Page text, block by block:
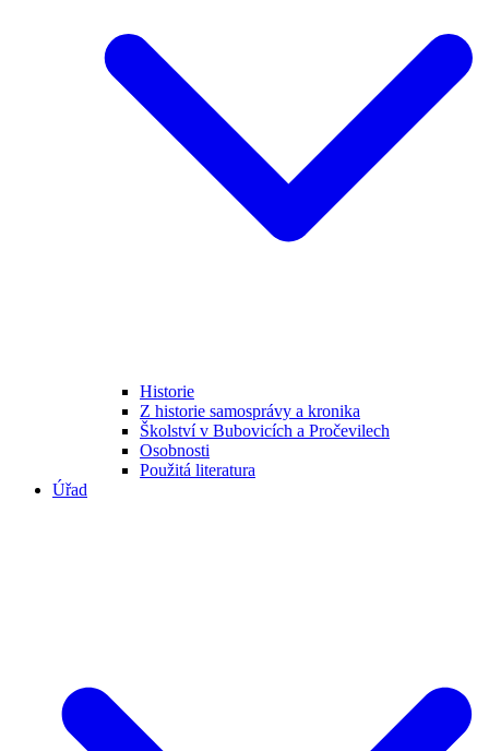
Historie
Z historie samosprávy a kronika
Školství v Bubovicích a Pročevilech
Osobnosti
Použitá literatura
Úřad